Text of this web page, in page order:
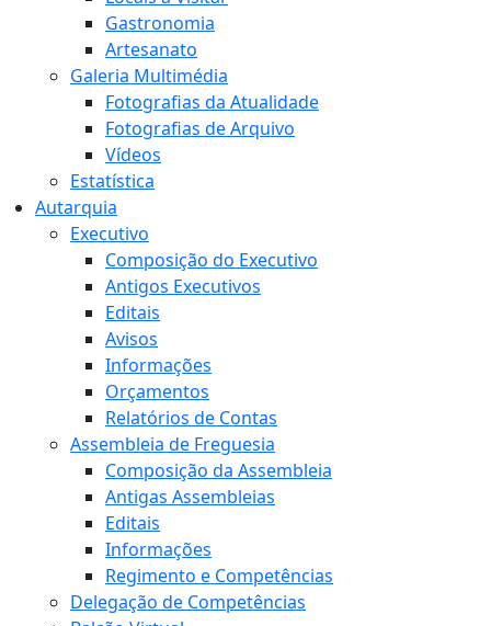
Gastronomia
Artesanato
Galeria Multimédia
Fotografias da Atualidade
Fotografias de Arquivo
Vídeos
Estatística
Autarquia
Executivo
Composição do Executivo
Antigos Executivos
Editais
Avisos
Informações
Orçamentos
Relatórios de Contas
Assembleia de Freguesia
Composição da Assembleia
Antigas Assembleias
Editais
Informações
Regimento e Competências
Delegação de Competências